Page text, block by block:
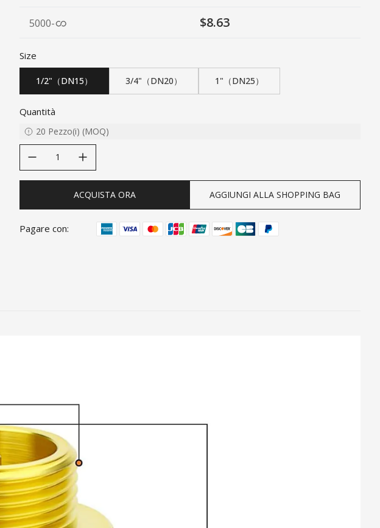
5000- $8.63
Size
1/2"（DN15） 3/4"（DN20） 1"（DN25）
Quantità
20 Pezzo(i) (MOQ)
ACQUISTA ORA AGGIUNGI ALLA SHOPPING BAG
Pagare con: